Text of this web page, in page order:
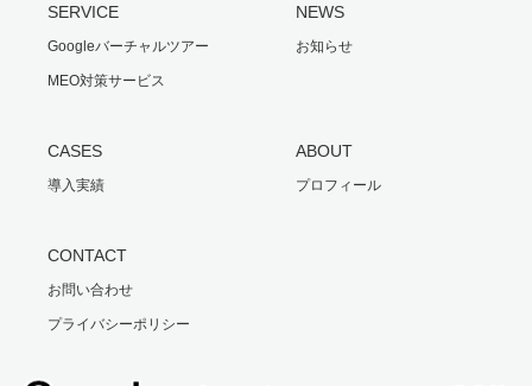
SERVICE
Googleバーチャルツアー
MEO対策サービス
NEWS
お知らせ
CASES
導入実績
ABOUT
プロフィール
CONTACT
お問い合わせ
プライバシーポリシー